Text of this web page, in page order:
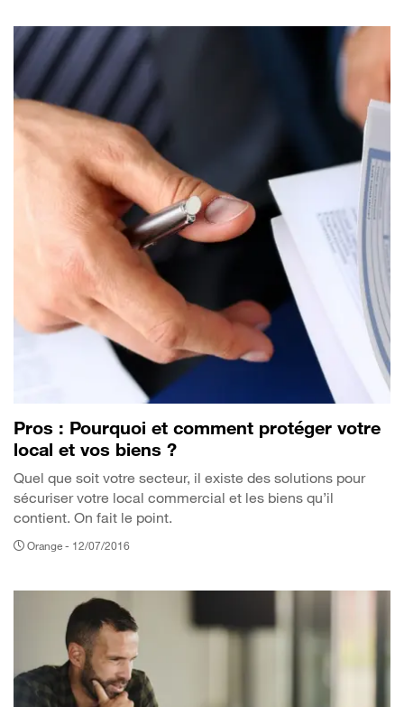
Pros : Pourquoi et comment protéger votre
local et vos biens ?
Quel que soit votre secteur, il existe des solutions pour
sécuriser votre local commercial et les biens qu’il
contient. On fait le point.
Orange - 12/07/2016